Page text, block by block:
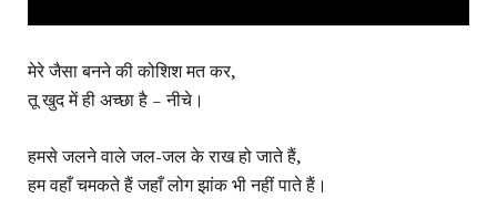
मेरे जैसा बनने की कोशिश मत कर,
तू खुद में ही अच्छा है – नीचे।
हमसे जलने वाले जल-जल के राख हो जाते हैं,
हम वहाँ चमकते हैं जहाँ लोग झांक भी नहीं पाते हैं।